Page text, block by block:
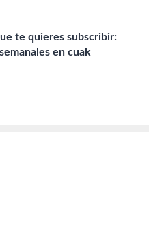
te quieres subscribir:
en cuak